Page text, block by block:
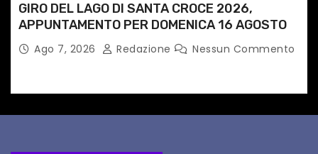
GIRO DEL LAGO DI SANTA CROCE 2026,
APPUNTAMENTO PER DOMENICA 16 AGOSTO
Ago 7, 2026 Redazione Nessun Commento